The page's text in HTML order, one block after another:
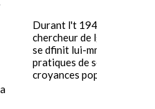
Durant l't 1946, un tudiant
chercheur de lgendes
se dfinit lui-mme enqute
pratiques de sorcellerie et
croyances populaires,